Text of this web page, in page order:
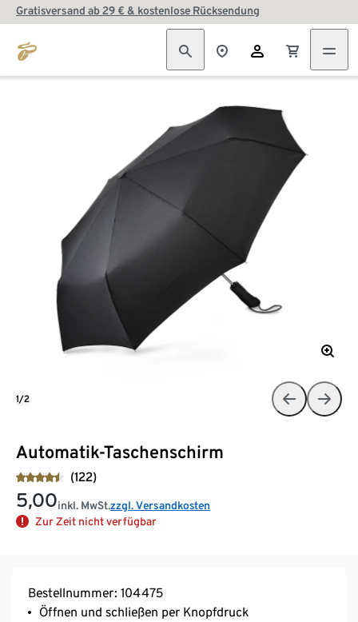
Gratisversand ab 29 € & kostenlose Rücksendung
Automatik-Taschenschirm
(122)
5,00inkl. MwSt.zzgl. Versandkosten
Zur Zeit nicht verfügbar
1/2
Bestellnummer: 104475
Öffnen und schließen per Knopfdruck